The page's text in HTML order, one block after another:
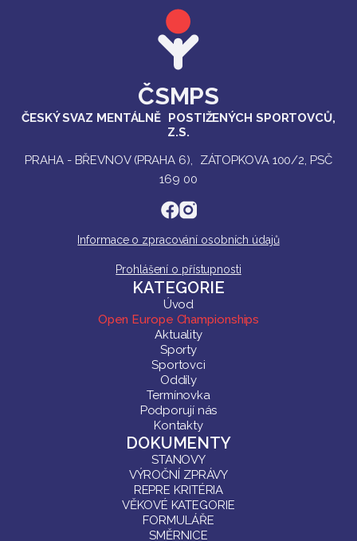
ČSMPS
ČESKÝ SVAZ MENTÁLNĚ POSTIŽENÝCH SPORTOVCŮ,
Z.S.
PRAHA - BŘEVNOV (PRAHA 6), ZÁTOPKOVA 100/2, PSČ
169 00
Informace o zpracování osobních údajů
Prohlášení o přístupnosti
KATEGORIE
Úvod
Open Europe Championships
Aktuality
Sporty
Sportovci
Oddíly
Termínovka
Podporují nás
Kontakty
DOKUMENTY
STANOVY
VÝROČNÍ ZPRÁVY
REPRE KRITÉRIA
VĚKOVÉ KATEGORIE
FORMULÁŘE
SMĚRNICE